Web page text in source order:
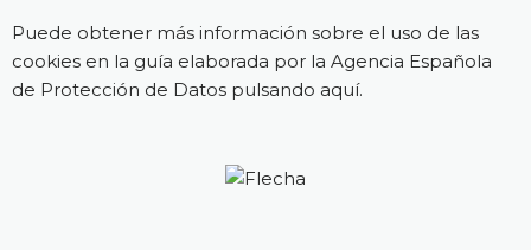
Puede obtener más información sobre el uso de las
cookies en la guía elaborada por la Agencia Española
de Protección de Datos pulsando aquí.